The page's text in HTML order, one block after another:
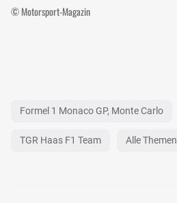
© Motorsport-Magazin
Formel 1 Monaco GP, Monte Carlo
TGR Haas F1 Team Alle Themen